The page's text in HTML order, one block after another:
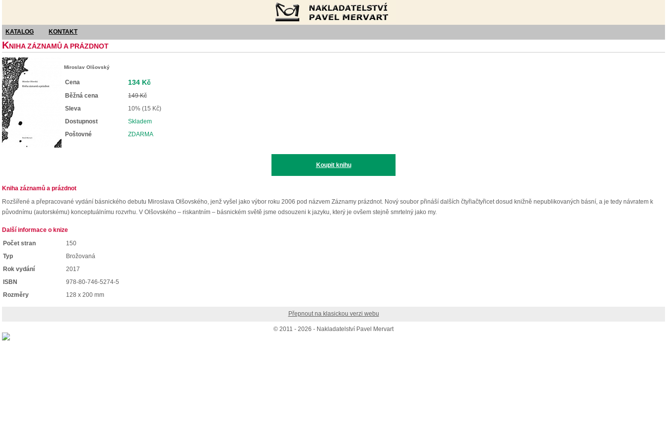
KATALOG KONTAKT
KNIHA ZÁZNAMŮ A PRÁZDNOT
Miroslav Olšovský
Cena 134 Kč
Běžná cena
149 Kč
Sleva
10% (15 Kč)
Dostupnost
Skladem
Poštovné
ZDARMA
Koupit knihu
Kniha záznamů a prázdnot
Rozšířené a přepracované vydání básnického debutu Miroslava Olšovského, jenž vyšel jako výbor roku 2006 pod názvem Záznamy prázdnot. Nový soubor přináší dalších čtyřiačtyřicet dosud knižně nepublikovaných básní, a je tedy návratem k
původnímu (autorskému) konceptuálnímu rozvrhu. V Olšovského – riskantním – básnickém světě jsme odsouzeni k jazyku, který je ovšem stejně smrtelný jako my.
Další informace o knize
Počet stran
150
Typ
Brožovaná
Rok vydání
2017
ISBN
978-80-746-5274-5
Rozměry
128 x 200 mm
Přepnout na klasickou verzi webu
© 2011 - 2026 - Nakladatelství Pavel Mervart